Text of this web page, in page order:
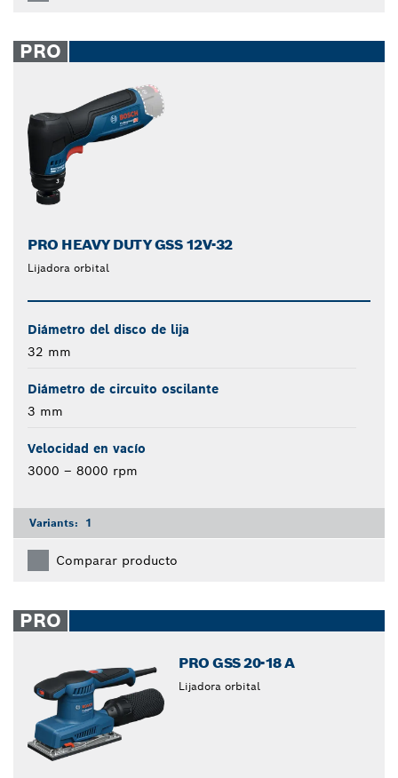
PRO
PRO HEAVY DUTY GSS 12V-32
Lijadora orbital
Diámetro del disco de lija
32 mm
Diámetro de circuito oscilante
3 mm
Velocidad en vacío
3000 – 8000 rpm
Variants: 1
Comparar producto
PRO
PRO GSS 20-18 A
Lijadora orbital